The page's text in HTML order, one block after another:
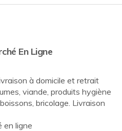
En Ligne
à domicile et retrait
viande, produits hygiène
bricolage. Livraison
en ligne